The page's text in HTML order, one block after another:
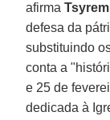
afirma
defesa da
substituindo
conta a
e 25 de
dedicada à